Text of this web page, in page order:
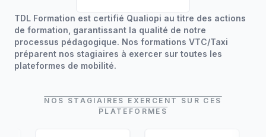
TDL Formation est certifié Qualiopi au titre des actions
de formation, garantissant la qualité de notre
processus pédagogique. Nos formations VTC/Taxi
préparent nos stagiaires à exercer sur toutes les
plateformes de mobilité.
NOS STAGIAIRES EXERCENT SUR CES
PLATEFORMES